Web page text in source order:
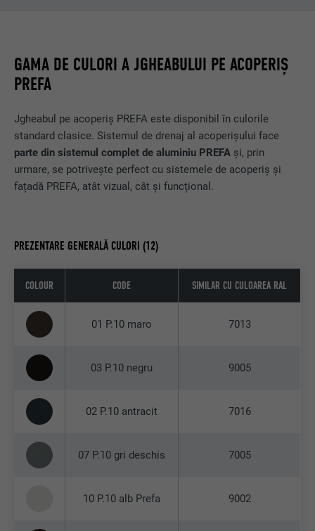
GAMA DE CULORI A JGHEABULUI PE ACOPERIȘ
PREFA
Jgheabul pe acoperiș PREFA este disponibil în culorile
standard clasice. Sistemul de drenaj al acoperișului face
parte din sistemul complet de aluminiu PREFA și, prin
urmare, se potrivește perfect cu sistemele de acoperiș și
fațadă PREFA, atât vizual, cât și funcțional.
PREZENTARE GENERALĂ CULORI (12)
COLOUR CODE SIMILAR CU CULOAREA RAL
01 P.10 maro 7013
03 P.10 negru 9005
02 P.10 antracit 7016
07 P.10 gri deschis 7005
10 P.10 alb Prefa 9002